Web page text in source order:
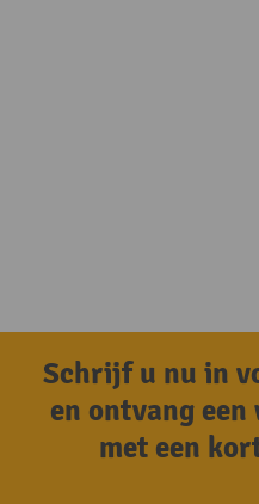
Schrijf u nu in
en ontvang
met een